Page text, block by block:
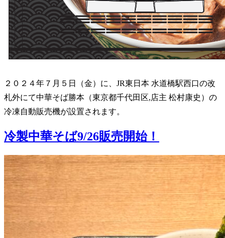
２０２４年７月５日（金）に、JR東日本 水道橋駅西口の改
札外にて中華そば勝本（東京都千代田区,店主 松村康史）の
冷凍自動販売機が設置されます。
冷製中華そば9/26販売開始！